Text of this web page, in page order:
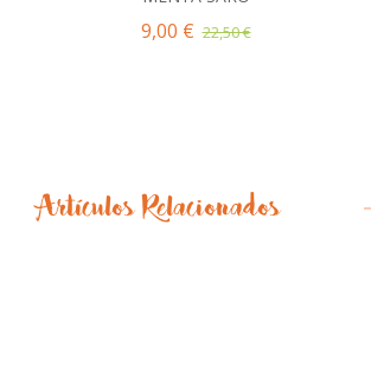
9,00 € 22,50 €
Artículos Relacionados